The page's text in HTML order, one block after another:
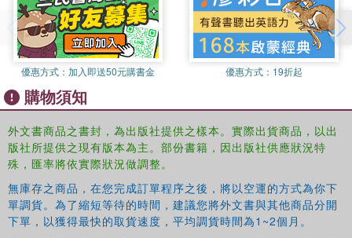
優惠方式： 加入即送50元購書金 優惠方式： 19折起
購物須知
外文書商品之書封，為出版社提供之樣本。實際出貨商品，以出
版社所提供之現有版本為主。部份書籍，因出版社供應狀況特
殊，匯率將依實際狀況做調整。
無庫存之商品，在您完成訂單程序之後，將以空運的方式為你下
單調貨。為了縮短等待的時間，建議您將外文書與其他商品分開
下單，以獲得最快的取貨速度，平均調貨時間為1~2個月。